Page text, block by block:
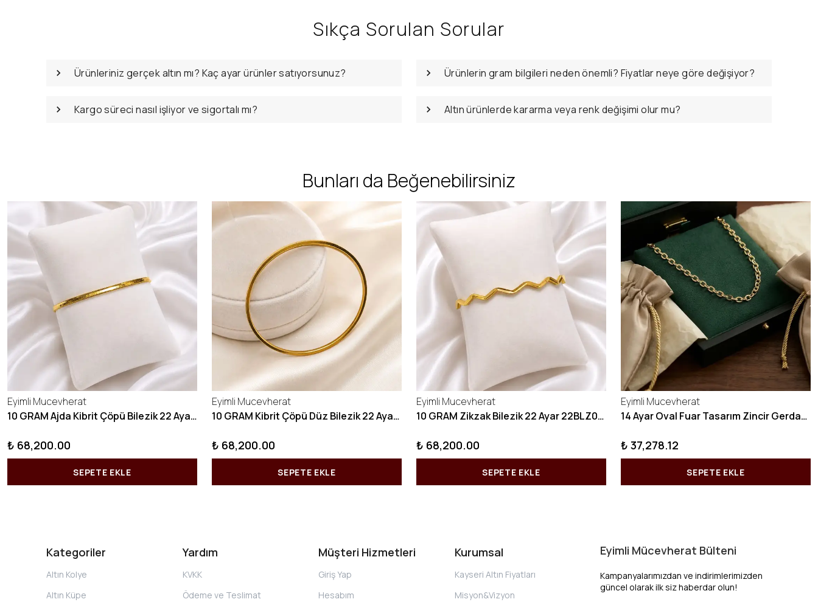
Sıkça Sorulan Sorular
Ürünleriniz gerçek altın mı? Kaç ayar ürünler satıyorsunuz? Ürünlerin gram bilgileri neden önemli? Fiyatlar neye göre değişiyor?
Kargo süreci nasıl işliyor ve sigortalı mı? Altın ürünlerde kararma veya renk değişimi olur mu?
Bunları da Beğenebilirsiniz
Eyimli Mucevherat
10 GRAM Ajda Kibrit Çöpü Bilezik 22 Ayar 22BLZ003
₺ 68,200.00
SEPETE EKLE
Eyimli Mucevherat
10 GRAM Kibrit Çöpü Düz Bilezik 22 Ayar 22BLZ001
₺ 68,200.00
SEPETE EKLE
Eyimli Mucevherat
10 GRAM Zikzak Bilezik 22 Ayar 22BLZ004
₺ 68,200.00
SEPETE EKLE
Eyimli Mucevherat
14 Ayar Oval Fuar Tasarım Zincir Gerdanlık KY1071
₺ 37,278.12
SEPETE EKLE
Kategoriler
Altın Kolye
Altın Küpe
Yardım
KVKK
Ödeme ve Teslimat
Müşteri Hizmetleri
Giriş Yap
Hesabım
Kurumsal
Kayseri Altın Fiyatları
Misyon&Vizyon
Eyimli Mücevherat Bülteni
Kampanyalarımızdan ve indirimlerimizden
güncel olarak ilk siz haberdar olun!